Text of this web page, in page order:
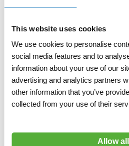
This website uses cookies
We use cookies to personalise
social media features and to
information about your use of our
advertising and analytics partners
other information that you’ve
collected from your use of their
Allow all
Gerelateerde
N32